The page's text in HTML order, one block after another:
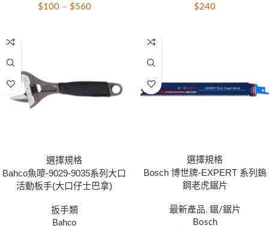
$100 – $560 $240
選擇規格
Bahco魚嘜-9029-9035系列大口
活動板手(大口仔士巴拿)
扳手類
Bahco
選擇規格
Bosch 博世牌-EXPERT 系列鎢
鋼老虎鋸片
最新產品, 鋸/鋸片
Bosch